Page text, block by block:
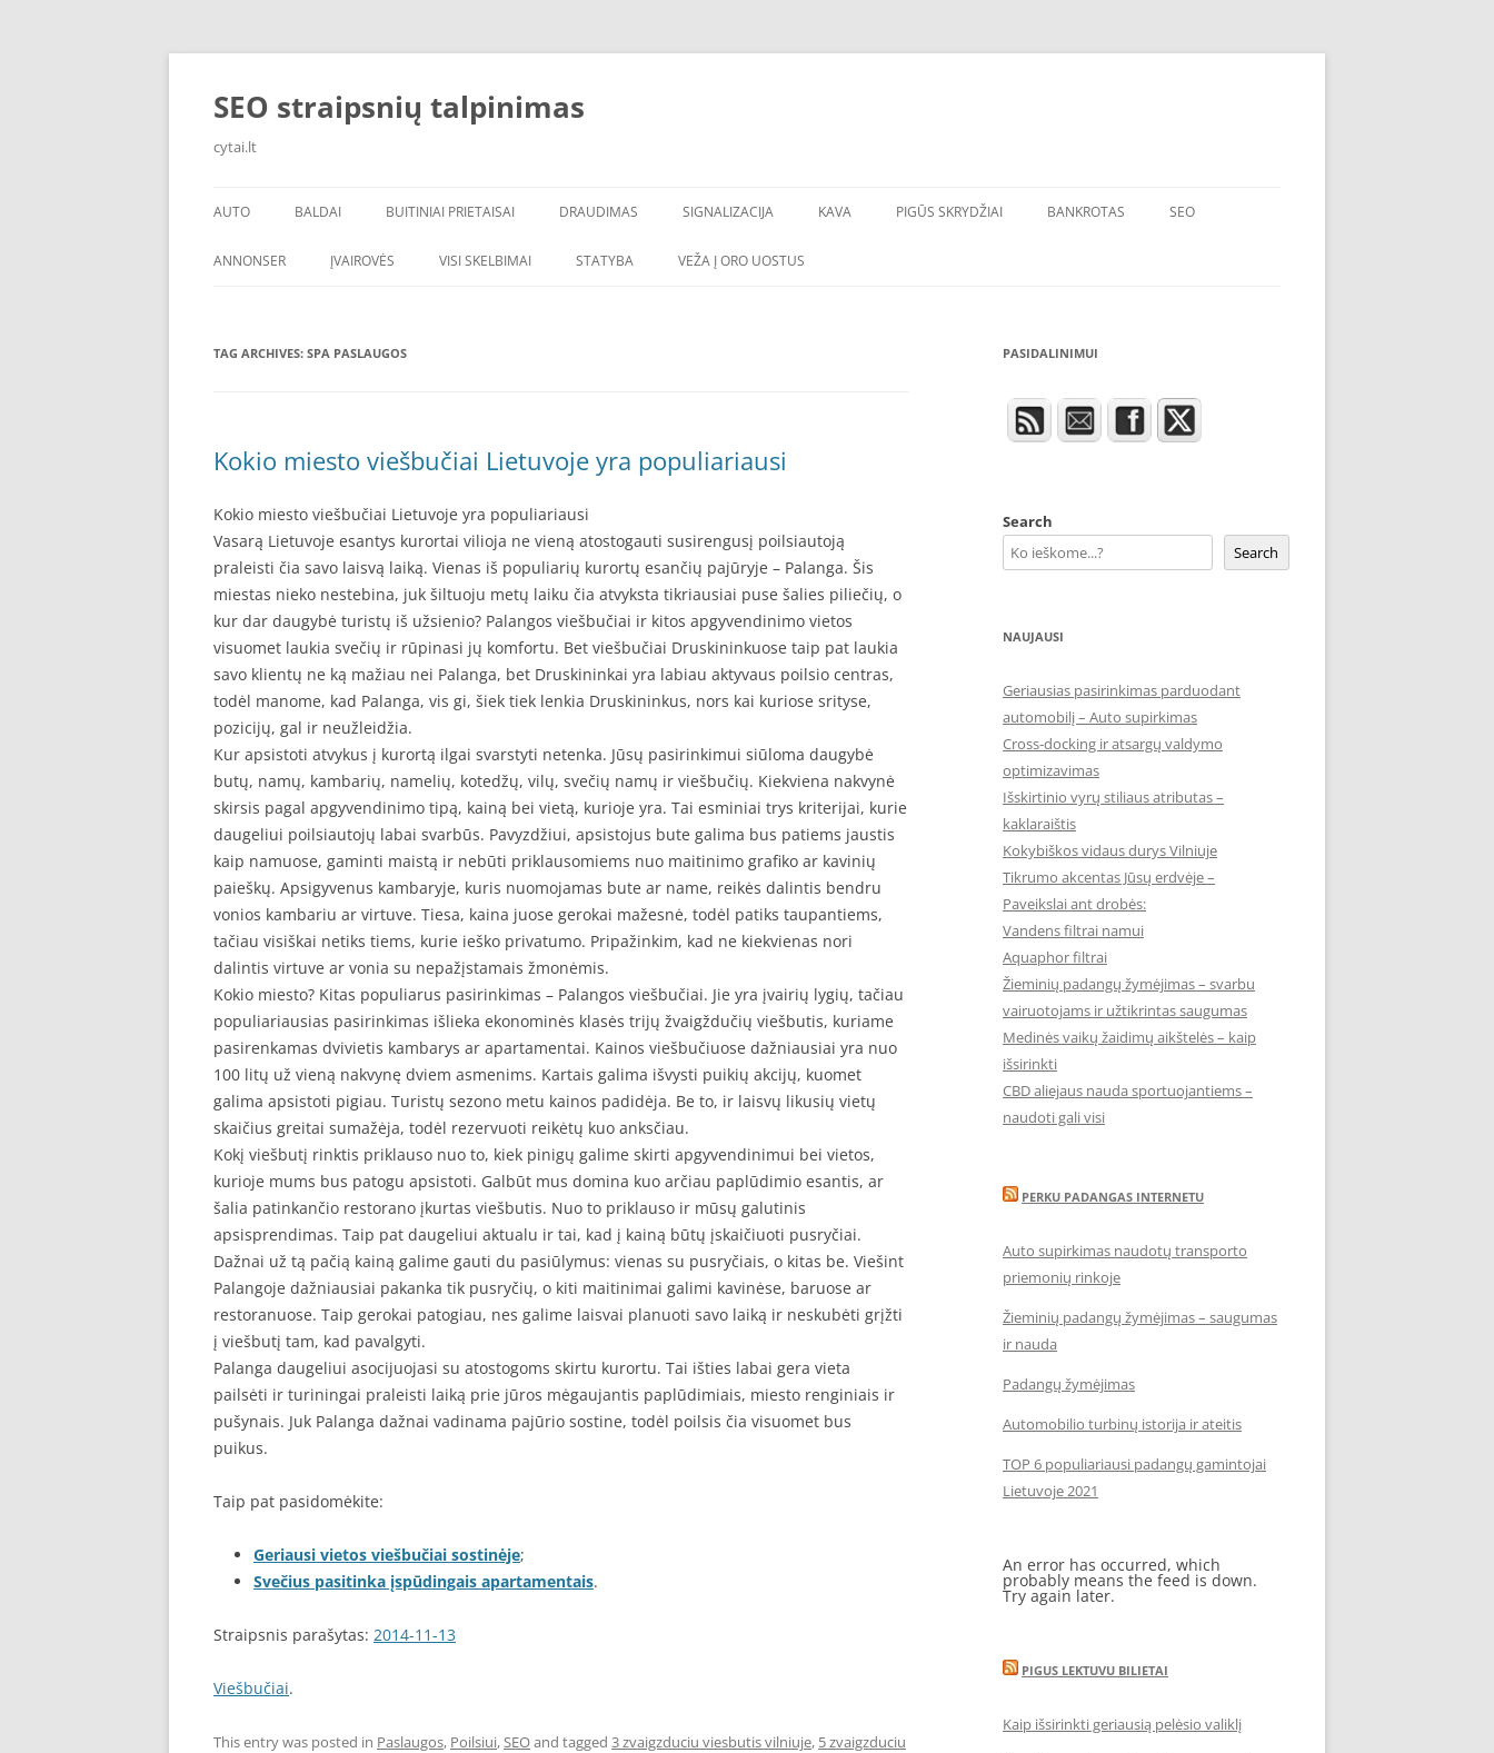
Skip
SEO straipsnių talpinimas
cytai.lt
AUTO
PADANGOS
BALDAI BUITINIAI PRIETAISAI DRAUDIMAS SIGNALIZACIJA KAVA PIGŪS SKRYDŽIAI BANKROTAS SEO
ANNONSER ĮVAIROVĖS VISI SKELBIMAI STATYBA VEŽA Į ORO UOSTUS
TAG ARCHIVES: SPA PASLAUGOS
Kokio miesto viešbučiai Lietuvoje yra populiariausi
Kokio miesto viešbučiai Lietuvoje yra populiariausi
Vasarą Lietuvoje esantys kurortai vilioja ne vieną atostogauti susirengusį poilsiautoją
praleisti čia savo laisvą laiką. Vienas iš populiarių kurortų esančių pajūryje – Palanga. Šis
miestas nieko nestebina, juk šiltuoju metų laiku čia atvyksta tikriausiai puse šalies piliečių, o
kur dar daugybė turistų iš užsienio? Palangos viešbučiai ir kitos apgyvendinimo vietos
visuomet laukia svečių ir rūpinasi jų komfortu. Bet viešbučiai Druskininkuose taip pat laukia
savo klientų ne ką mažiau nei Palanga, bet Druskininkai yra labiau aktyvaus poilsio centras,
todėl manome, kad Palanga, vis gi, šiek tiek lenkia Druskininkus, nors kai kuriose srityse,
pozicijų, gal ir neužleidžia.
Kur apsistoti atvykus į kurortą ilgai svarstyti netenka. Jūsų pasirinkimui siūloma daugybė
butų, namų, kambarių, namelių, kotedžų, vilų, svečių namų ir viešbučių. Kiekviena nakvynė
skirsis pagal apgyvendinimo tipą, kainą bei vietą, kurioje yra. Tai esminiai trys kriterijai, kurie
daugeliui poilsiautojų labai svarbūs. Pavyzdžiui, apsistojus bute galima bus patiems jaustis
kaip namuose, gaminti maistą ir nebūti priklausomiems nuo maitinimo grafiko ar kavinių
paieškų. Apsigyvenus kambaryje, kuris nuomojamas bute ar name, reikės dalintis bendru
vonios kambariu ar virtuve. Tiesa, kaina juose gerokai mažesnė, todėl patiks taupantiems,
tačiau visiškai netiks tiems, kurie ieško privatumo. Pripažinkim, kad ne kiekvienas nori
dalintis virtuve ar vonia su nepažįstamais žmonėmis.
Kokio miesto? Kitas populiarus pasirinkimas – Palangos viešbučiai. Jie yra įvairių lygių, tačiau
populiariausias pasirinkimas išlieka ekonominės klasės trijų žvaigždučių viešbutis, kuriame
pasirenkamas dvivietis kambarys ar apartamentai. Kainos viešbučiuose dažniausiai yra nuo
100 litų už vieną nakvynę dviem asmenims. Kartais galima išvysti puikių akcijų, kuomet
galima apsistoti pigiau. Turistų sezono metu kainos padidėja. Be to, ir laisvų likusių vietų
skaičius greitai sumažėja, todėl rezervuoti reikėtų kuo anksčiau.
Kokį viešbutį rinktis priklauso nuo to, kiek pinigų galime skirti apgyvendinimui bei vietos,
kurioje mums bus patogu apsistoti. Galbūt mus domina kuo arčiau paplūdimio esantis, ar
šalia patinkančio restorano įkurtas viešbutis. Nuo to priklauso ir mūsų galutinis
apsisprendimas. Taip pat daugeliui aktualu ir tai, kad į kainą būtų įskaičiuoti pusryčiai.
Dažnai už tą pačią kainą galime gauti du pasiūlymus: vienas su pusryčiais, o kitas be. Viešint
Palangoje dažniausiai pakanka tik pusryčių, o kiti maitinimai galimi kavinėse, baruose ar
restoranuose. Taip gerokai patogiau, nes galime laisvai planuoti savo laiką ir neskubėti grįžti
į viešbutį tam, kad pavalgyti.
Palanga daugeliui asocijuojasi su atostogoms skirtu kurortu. Tai išties labai gera vieta
pailsėti ir turiningai praleisti laiką prie jūros mėgaujantis paplūdimiais, miesto renginiais ir
pušynais. Juk Palanga dažnai vadinama pajūrio sostine, todėl poilsis čia visuomet bus
puikus.
Taip pat pasidomėkite:
Geriausi vietos viešbučiai sostinėje;
Svečius pasitinka įspūdingais apartamentais.
Straipsnis parašytas: 2014-11-13
Viešbučiai.
This entry was posted in Paslaugos, Poilsiui,SEOand tagged 3 zvaigzduciu viesbutis vilniuje, 5 zvaigzduciu
PASIDALINIMUI
Search
Search
NAUJAUSI
Geriausias pasirinkimas parduodant
automobilį – Auto supirkimas
Cross-docking ir atsargų valdymo
optimizavimas
Išskirtinio vyrų stiliaus atributas –
kaklaraištis
Kokybiškos vidaus durys Vilniuje
Tikrumo akcentas Jūsų erdvėje –
Paveikslai ant drobės:
Vandens filtrai namui
Aquaphor filtrai
Žieminių padangų žymėjimas – svarbu
vairuotojams ir užtikrintas saugumas
Medinės vaikų žaidimų aikštelės – kaip
išsirinkti
CBD aliejaus nauda sportuojantiems –
naudoti gali visi
PERKU PADANGAS INTERNETU
Auto supirkimas naudotų transporto
priemonių rinkoje
Žieminių padangų žymėjimas – saugumas
ir nauda
Padangų žymėjimas
Automobilio turbinų istorija ir ateitis
TOP 6 populiariausi padangų gamintojai
Lietuvoje 2021
An error has occurred, which
probably means the feed is down.
Try again later.
PIGUS LEKTUVU BILIETAI
Kaip išsirinkti geriausią pelėsio valiklį